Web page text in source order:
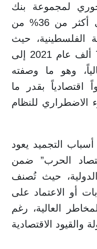
لمجموعة بنك
فلسطين، التي تسيطر على أكثر من 36% من
الفلسطينية، حيث
ارتفع عدد حساباتها من 700 ألف عام 2021 إلى
وهو ما وصفته
اقتصادياً بقدر ما
للنظام
التجميد يعود
الحرب” ضمن
حيث تُصنف
أو الاعتماد على
العالية، رغم
والقيود الاقتصادية